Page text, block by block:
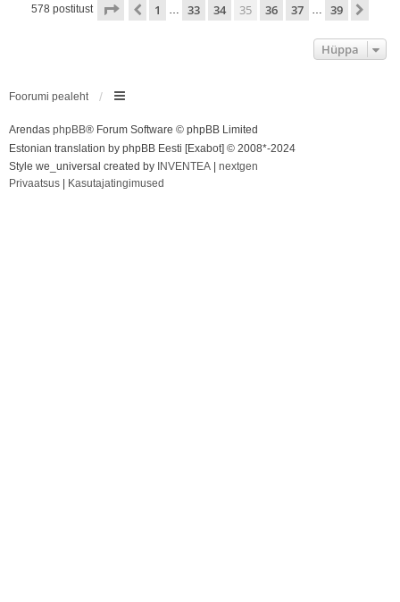
578 postitust . leht 39-st
Eelmine
1 … 33 34 35 36 37 … 39
Hüppa
Foorumi pealeht
Arendas phpBB® Forum Software © phpBB Limited
Estonian translation by phpBB Eesti [Exabot] © 2008*-2024
Style we_universal created by INVENTEA
nextgen
Privaatsus
Kasutajatingimused